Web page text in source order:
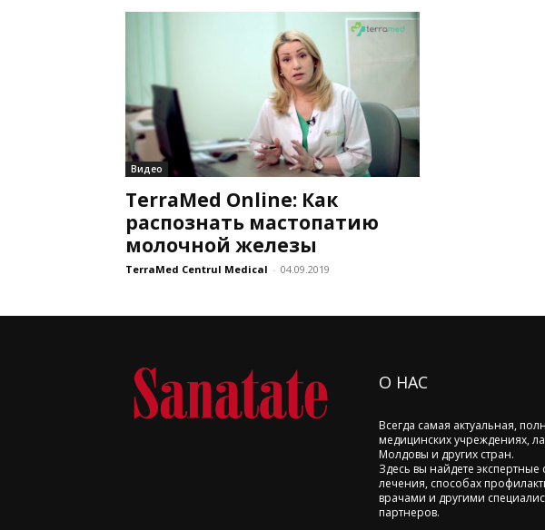
Видео
TerraMed Online: Как
распознать мастопатию
молочной железы
TerraMed Centrul Medical - 04.09.2019
О НАС
Всегда самая актуальная,
медицинских учреждениях,
Молдовы и других стран.
Здесь вы найдете экспертные
лечения, способах
врачами и другими
партнеров.